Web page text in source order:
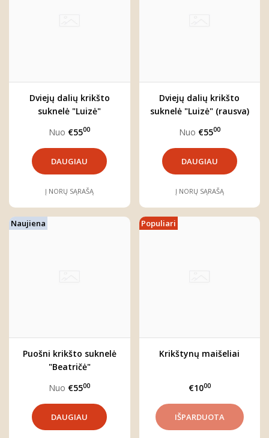
Dviejų dalių krikšto
suknelė "Luizė"
Nuo €5500
DAUGIAU
Į NORŲ SĄRAŠĄ
Dviejų dalių krikšto
suknelė "Luizė" (rausva)
Nuo €5500
DAUGIAU
Į NORŲ SĄRAŠĄ
Naujiena
Puošni krikšto suknelė
"Beatričė"
Nuo €5500
DAUGIAU
Populiari
Krikštynų maišeliai
€1000